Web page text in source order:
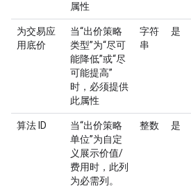
属性
为交易应
用底价
当“出价策略
类型”为“尽可
能降低”或“尽
可能提高”
时，必须提供
此属性
字符
串
是
算法 ID
当“出价策略
单位”为自定
义展示价值/
费用时，此列
为必需列。
整数 是